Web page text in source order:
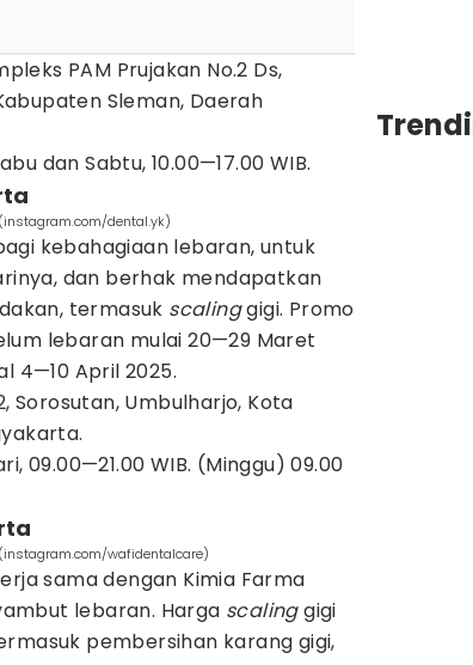
PAM Prujakan No.2 Ds,
Sleman, Daerah
dan Sabtu, 10.00—17.00 WIB.
dental.yk)
kebahagiaan lebaran, untuk
dan berhak mendapatkan
termasuk scalinggigi. Promo
lebaran mulai 20—29 Maret
4—10 April 2025.
Sorosutan, Umbulharjo, Kota
09.00—21.00 WIB. (Minggu) 09.00
wafidentalcare)
sama dengan Kimia Farma
lebaran. Harga scalinggigi
pembersihan karang gigi,